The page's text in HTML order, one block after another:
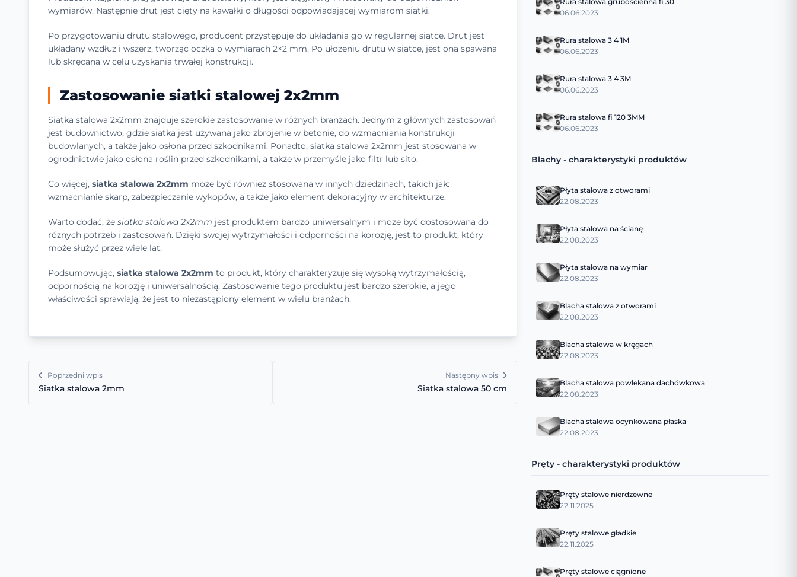
wymiarów. Następnie drut jest cięty na kawałki o długości odpowiadającej wymiarom siatki.
Po przygotowaniu drutu stalowego, producent przystępuje do układania go w regularnej siatce. Drut jest
układany wzdłuż i wszerz, tworząc oczka o wymiarach 2×2 mm. Po ułożeniu drutu w siatce, jest ona spawana
lub skręcana w celu uzyskania trwałej konstrukcji.
Zastosowanie siatki stalowej 2x2mm
Siatka stalowa 2x2mm znajduje szerokie zastosowanie w różnych branżach. Jednym z głównych zastosowań
jest budownictwo, gdzie siatka jest używana jako zbrojenie w betonie, do wzmacniania konstrukcji
budowlanych, a także jako osłona przed szkodnikami. Ponadto, siatka stalowa 2x2mm jest stosowana w
ogrodnictwie jako osłona roślin przed szkodnikami, a także w przemyśle jako filtr lub sito.
Co więcej, siatka stalowa 2x2mm może być również stosowana w innych dziedzinach, takich jak:
wzmacnianie skarp, zabezpieczanie wykopów, a także jako element dekoracyjny w architekturze.
Warto dodać, że siatka stalowa 2x2mm jest produktem bardzo uniwersalnym i może być dostosowana do
różnych potrzeb i zastosowań. Dzięki swojej wytrzymałości i odporności na korozję, jest to produkt, który
może służyć przez wiele lat.
Podsumowując, siatka stalowa 2x2mm to produkt, który charakteryzuje się wysoką wytrzymałością,
odpornością na korozję i uniwersalnością. Zastosowanie tego produktu jest bardzo szerokie, a jego
właściwości sprawiają, że jest to niezastąpiony element w wielu branżach.
Poprzedni wpis
Siatka stalowa 2mm
Następny wpis
Siatka stalowa 50 cm
06.06.2023
Rura stalowa 3 4 1M
06.06.2023
Rura stalowa 3 4 3M
06.06.2023
Rura stalowa fi 120 3MM
06.06.2023
Blachy - charakterystyki produktów
Płyta stalowa z otworami
22.08.2023
Płyta stalowa na ścianę
22.08.2023
Płyta stalowa na wymiar
22.08.2023
Blacha stalowa z otworami
22.08.2023
Blacha stalowa w kręgach
22.08.2023
Blacha stalowa powlekana dachówkowa
22.08.2023
Blacha stalowa ocynkowana płaska
22.08.2023
Pręty - charakterystyki produktów
Pręty stalowe nierdzewne
22.11.2025
Pręty stalowe gładkie
22.11.2025
Pręty stalowe ciągnione